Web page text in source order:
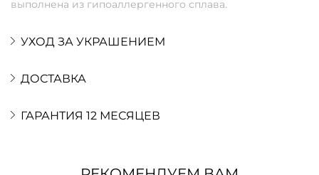
выполнена из гипоаллергенного сплава.
УХОД ЗА УКРАШЕНИЕМ
ДОСТАВКА
ГАРАНТИЯ 12 МЕСЯЦЕВ